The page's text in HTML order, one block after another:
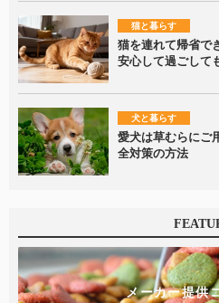
猫と暮らす
猫を連れて帰省で
安心して過ごして
犬と暮らす
愛犬は草むらにご
全対策の方法
メーカー提供